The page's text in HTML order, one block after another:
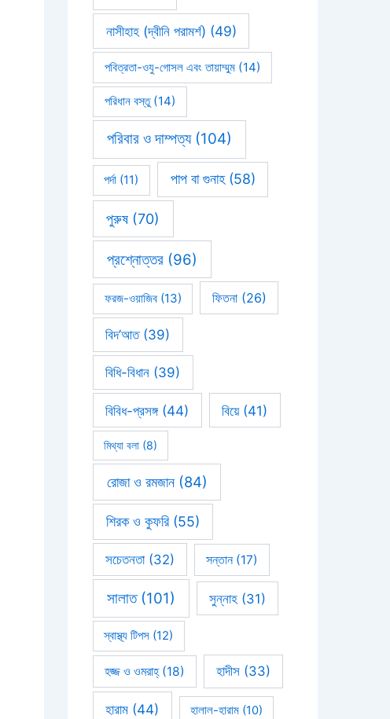
নাসীহাহ (দ্বীনি পরামর্শ) (49)
পবিত্রতা-ওযু-গোসল এবং তায়াম্মুম(14)
পরিধান বস্তু(14)
পরিবার ও দাম্পত্য(104)
পর্দা (11) পাপ বা গুনাহ(58)
পুরুষ (70)
প্রশ্নোত্তর(96)
ফরজ-ওয়াজিব(13) ফিতনা(26)
বিদ’আত(39)
বিধি-বিধান (39)
বিবিধ-প্রসঙ্গ(44) বিয়ে(41)
মিথ্যা বলা(8)
রোজা ও রমজান(84)
শিরক ও কুফরি(55)
সচেতনতা(32) সন্তান(17)
সালাত(101) সুন্নাহ(31)
স্বাস্থ্য টিপস (12)
হজ্জ ও ওমরাহ্‌(18) হাদীস (33)
হারাম (44) হালাল-হারাম (10)